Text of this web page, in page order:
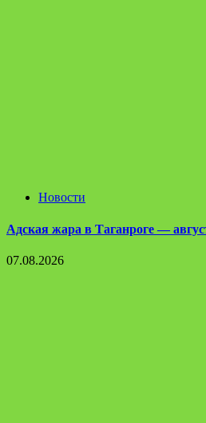
Новости
Адская жара в Таганроге —
07.08.2026